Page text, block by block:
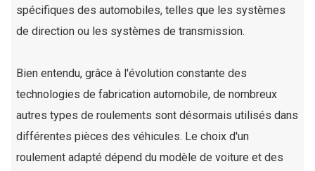
spécifiques des automobiles, telles que les systèmes
de direction ou les systèmes de transmission.
Bien entendu, grâce à l'évolution constante des
technologies de fabrication automobile, de nombreux
autres types de roulements sont désormais utilisés dans
différentes pièces des véhicules. Le choix d'un
roulement adapté dépend du modèle de voiture et des